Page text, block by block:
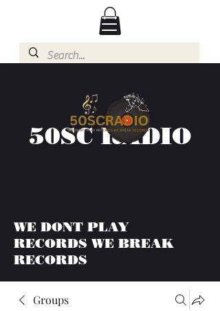
50SC RADIO
WE DONT PLAY
RECORDS WE BREAK
RECORDS
Groups